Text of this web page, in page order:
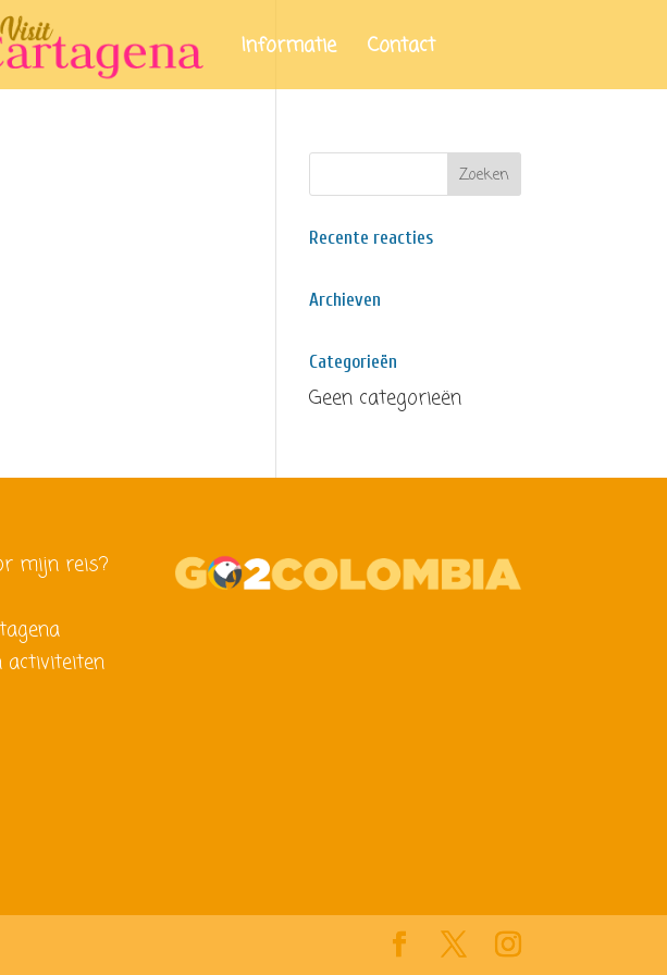
Informatie Contact
Recente reacties
Archieven
Categorieën
Geen categorieën
mijn reis?
activiteiten